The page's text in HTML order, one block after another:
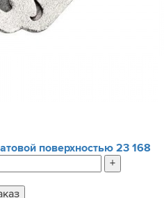
поверхностью 23 168
+